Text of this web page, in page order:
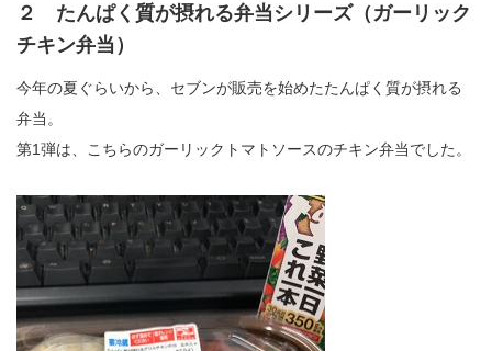
２ たんぱく質が摂れる弁当シリーズ（ガーリック
チキン弁当）
今年の夏ぐらいから、セブンが販売を始めたたんぱく質が摂れる
弁当。
第1弾は、こちらのガーリックトマトソースのチキン弁当でした。